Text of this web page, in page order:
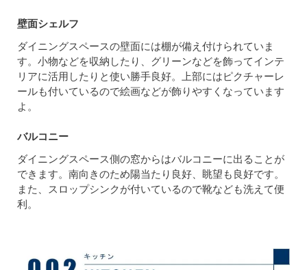
壁面シェルフ
ダイニングスペースの壁面には棚が備え付けられていま
す。小物などを収納したり、グリーンなどを飾ってインテ
リアに活用したりと使い勝手良好。上部にはピクチャーレ
ールも付いているので絵画などが飾りやすくなっています
よ。
バルコニー
ダイニングスペース側の窓からはバルコニーに出ることが
できます。南向きのため陽当たり良好、眺望も良好です。
また、スロップシンクが付いているので靴なども洗えて便
利。